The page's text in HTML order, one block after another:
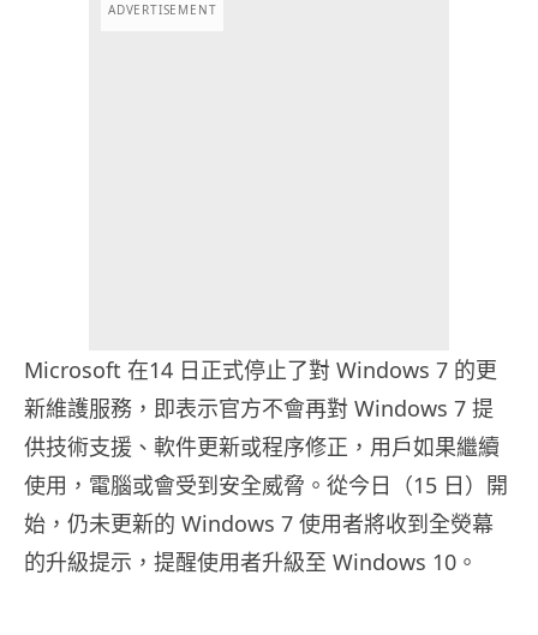
ADVERTISEMENT
Microsoft 在14 日正式停止了對 Windows 7 的更
新維護服務，即表示官方不會再對 Windows 7 提
供技術支援、軟件更新或程序修正，用戶如果繼續
使用，電腦或會受到安全威脅。從今日（15 日）開
始，仍未更新的 Windows 7 使用者將收到全熒幕
的升級提示，提醒使用者升級至 Windows 10。